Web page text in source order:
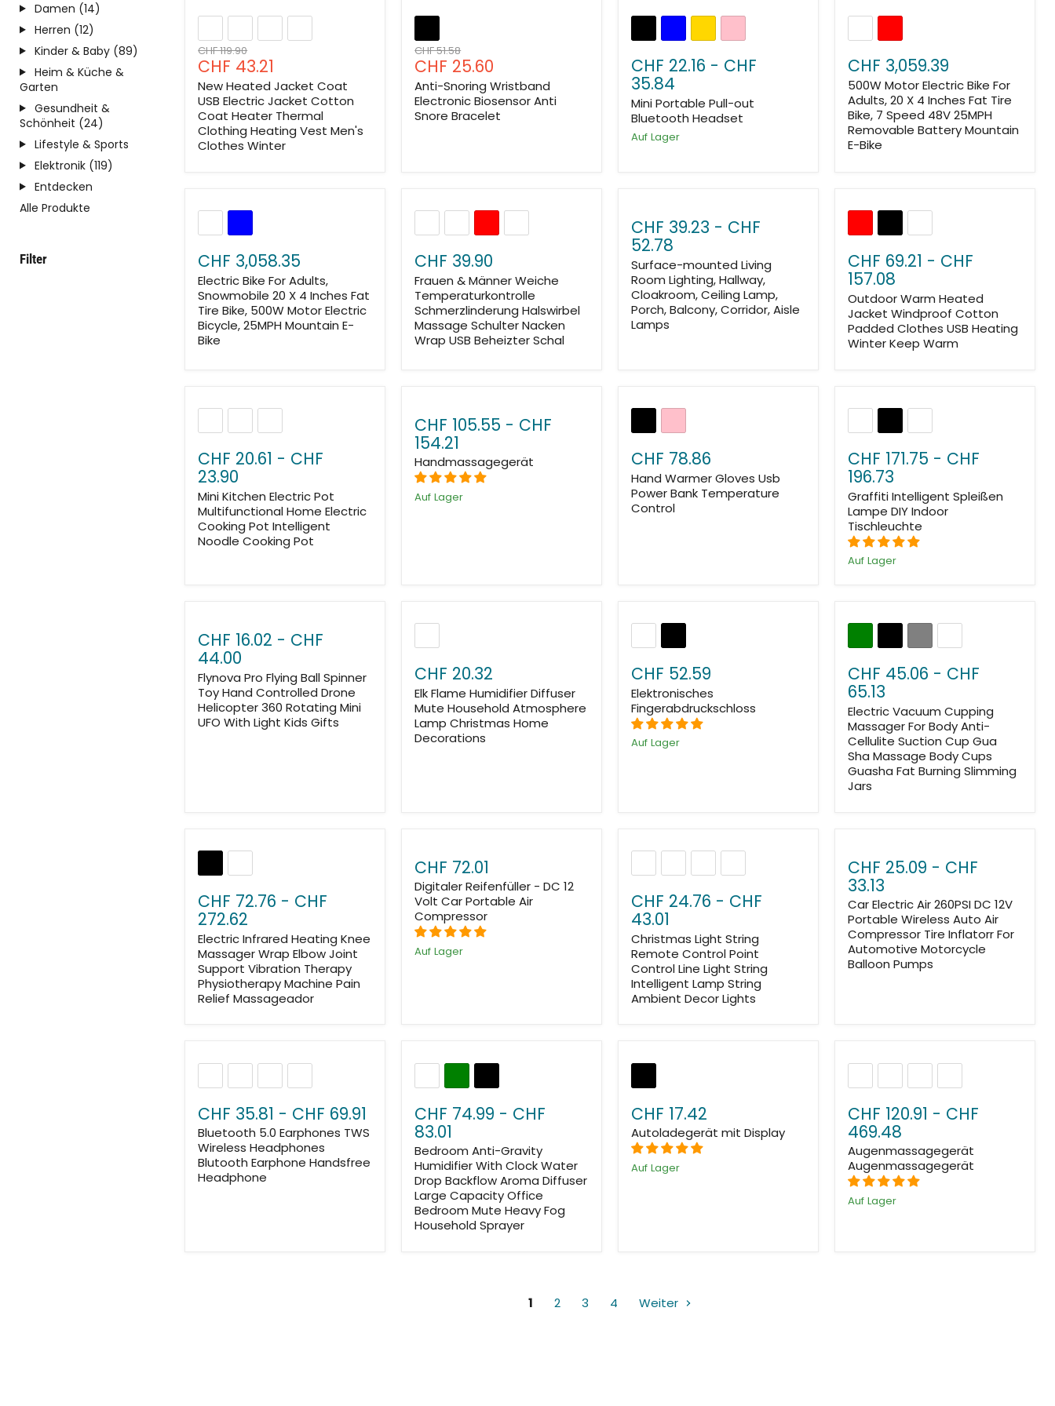
Damen (14)
Herren (12)
Kinder & Baby (89)
Heim & Küche &
Garten
Gesundheit &
Schönheit (24)
Lifestyle & Sports
Elektronik (119)
Entdecken
Alle Produkte
Filter
Ursprünglicher
Preis
CHF 119.90
Aktueller
Preis
CHF 43.21
New Heated Jacket Coat
USB Electric Jacket Cotton
Coat Heater Thermal
Clothing Heating Vest Men's
Clothes Winter
Ursprünglicher
Preis
CHF 51.58
Aktueller
Preis
CHF 25.60
Anti-Snoring Wristband
Electronic Biosensor Anti
Snore Bracelet
CHF 22.16 - CHF
35.84
Mini Portable Pull-out
Bluetooth Headset
Auf Lager
CHF 3,059.39
500W Motor Electric Bike For
Adults, 20 X 4 Inches Fat Tire
Bike, 7 Speed 48V 25MPH
Removable Battery Mountain
E-Bike
CHF 3,058.35
Electric Bike For Adults,
Snowmobile 20 X 4 Inches Fat
Tire Bike, 500W Motor Electric
Bicycle, 25MPH Mountain E-
Bike
CHF 39.90
Frauen & Männer Weiche
Temperaturkontrolle
Schmerzlinderung Halswirbel
Massage Schulter Nacken
Wrap USB Beheizter Schal
CHF 39.23 - CHF
52.78
Surface-mounted Living
Room Lighting, Hallway,
Cloakroom, Ceiling Lamp,
Porch, Balcony, Corridor, Aisle
Lamps
CHF 69.21 - CHF
157.08
Outdoor Warm Heated
Jacket Windproof Cotton
Padded Clothes USB Heating
Winter Keep Warm
CHF 20.61 - CHF
23.90
Mini Kitchen Electric Pot
Multifunctional Home Electric
Cooking Pot Intelligent
Noodle Cooking Pot
CHF 105.55 - CHF
154.21
Handmassagegerät
Auf Lager
CHF 78.86
Hand Warmer Gloves Usb
Power Bank Temperature
Control
CHF 171.75 - CHF
196.73
Graffiti Intelligent Spleißen
Lampe DIY Indoor
Tischleuchte
Auf Lager
CHF 16.02 - CHF
44.00
Flynova Pro Flying Ball Spinner
Toy Hand Controlled Drone
Helicopter 360 Rotating Mini
UFO With Light Kids Gifts
CHF 20.32
Elk Flame Humidifier Diffuser
Mute Household Atmosphere
Lamp Christmas Home
Decorations
CHF 52.59
Elektronisches
Fingerabdruckschloss
Auf Lager
CHF 45.06 - CHF
65.13
Electric Vacuum Cupping
Massager For Body Anti-
Cellulite Suction Cup Gua
Sha Massage Body Cups
Guasha Fat Burning Slimming
Jars
CHF 72.76 - CHF
272.62
Electric Infrared Heating Knee
Massager Wrap Elbow Joint
Support Vibration Therapy
Physiotherapy Machine Pain
Relief Massageador
CHF 72.01
Digitaler Reifenfüller - DC 12
Volt Car Portable Air
Compressor
Auf Lager
CHF 24.76 - CHF
43.01
Christmas Light String
Remote Control Point
Control Line Light String
Intelligent Lamp String
Ambient Decor Lights
CHF 25.09 - CHF
33.13
Car Electric Air 260PSI DC 12V
Portable Wireless Auto Air
Compressor Tire Inflatorr For
Automotive Motorcycle
Balloon Pumps
CHF 35.81 - CHF 69.91
Bluetooth 5.0 Earphones TWS
Wireless Headphones
Blutooth Earphone Handsfree
Headphone
CHF 74.99 - CHF
83.01
Bedroom Anti-Gravity
Humidifier With Clock Water
Drop Backflow Aroma Diffuser
Large Capacity Office
Bedroom Mute Heavy Fog
Household Sprayer
CHF 17.42
Autoladegerät mit Display
Auf Lager
CHF 120.91 - CHF
469.48
Augenmassagegerät
Augenmassagegerät
Auf Lager
1 2 3 4 Weiter